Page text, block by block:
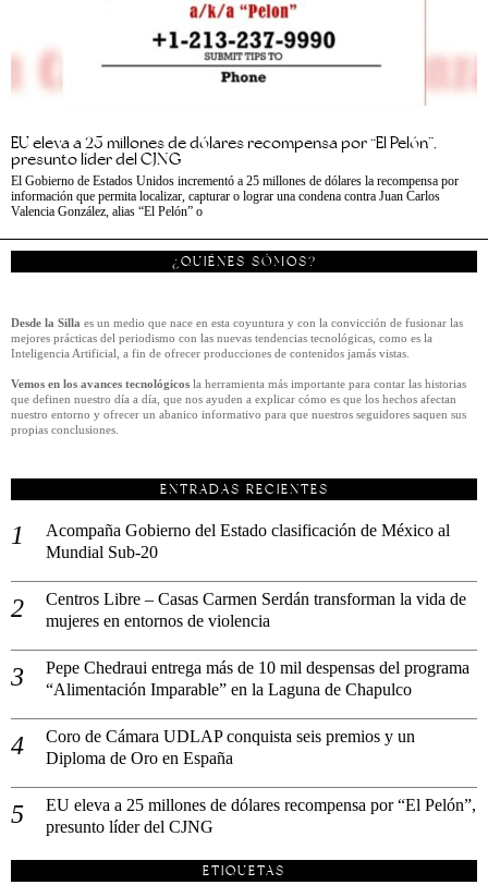
EU eleva a 25 millones de dólares recompensa por “El Pelón”,
presunto líder del CJNG
El Gobierno de Estados Unidos incrementó a 25 millones de dólares la recompensa por
información que permita localizar, capturar o lograr una condena contra Juan Carlos
Valencia González, alias “El Pelón” o
¿QUIÉNES SÓMOS?
Desde la Silla es un medio que nace en esta coyuntura y con la convicción de fusionar las
mejores prácticas del periodismo con las nuevas tendencias tecnológicas, como es la
Inteligencia Artificial, a fin de ofrecer producciones de contenidos jamás vistas.
Vemos en los avances tecnológicos la herramienta más importante para contar las historias
que definen nuestro día a día, que nos ayuden a explicar cómo es que los hechos afectan
nuestro entorno y ofrecer un abanico informativo para que nuestros seguidores saquen sus
propias conclusiones.
ENTRADAS RECIENTES
Acompaña Gobierno del Estado clasificación de México al
Mundial Sub-20
Centros Libre – Casas Carmen Serdán transforman la vida de
mujeres en entornos de violencia
Pepe Chedraui entrega más de 10 mil despensas del programa
“Alimentación Imparable” en la Laguna de Chapulco
Coro de Cámara UDLAP conquista seis premios y un
Diploma de Oro en España
EU eleva a 25 millones de dólares recompensa por “El Pelón”,
presunto líder del CJNG
ETIQUETAS